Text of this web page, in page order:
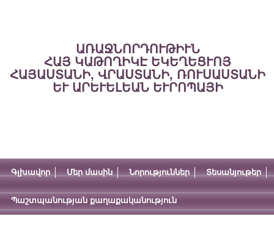
ԱՌԱՋՆՈՐԴՈՒԹԻՒՆ
ՀԱՅ ԿԱԹՈՂԻԿԷ ԵԿԵՂԵՑՒՈՅ
ՀԱՅԱՍՏԱՆԻ, ՎՐԱՍՏԱՆԻ, ՌՈՒՍԱՍՏԱՆԻ
ԵՒ ԱՐԵՒԵԼԵԱՆ ԵՒՐՈՊԱՅԻ
Գլխավոր Մեր մասին Նորություններ Տեսանյութեր
Պաշտպանության քաղաքականություն